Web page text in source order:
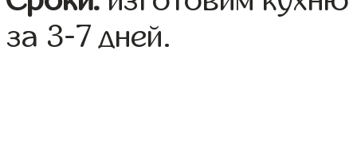
за 3-7 дней.